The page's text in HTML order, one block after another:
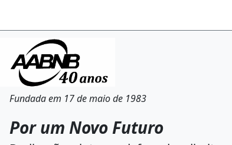
Fundada em 17 de maio de 1983
Por um Novo Futuro